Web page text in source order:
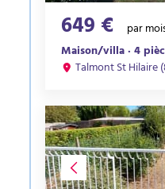
649 €
par
Maison/villa · 4
Talmont St Hilaire